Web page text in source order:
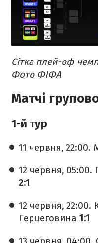
Сітка плей-оф
Фото ФІФА
Матчі
1-й тур
11 червня, 22:00.
12 червня, 05:00.
2:1
12 червня, 22:00.
Герцеговина 1:1